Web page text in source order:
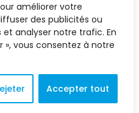
améliorer votre
des publicités ou
analyser notre trafic. En
vous consentez à notre
Accepter tout